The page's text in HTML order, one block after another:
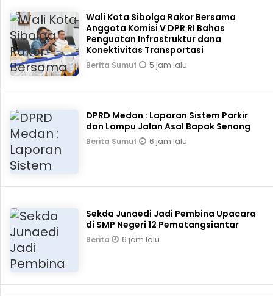
Wali Kota Sibolga Rakor Bersama
Anggota Komisi V DPR RI Bahas
Penguatan Infrastruktur dana
Konektivitas Transportasi
Berita Sumut 5 jam lalu
DPRD Medan : Laporan Sistem Parkir
dan Lampu Jalan Asal Bapak Senang
Berita Sumut 6 jam lalu
Sekda Junaedi Jadi Pembina Upacara
di SMP Negeri 12 Pematangsiantar
Berita 6 jam lalu